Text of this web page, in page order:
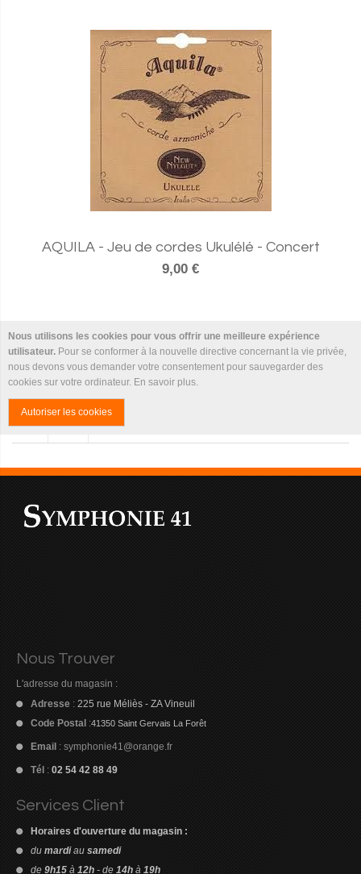
Nous utilisons les cookies pour vous offrir une meilleure expérience
utilisateur. Pour se conformer à la nouvelle directive concernant la vie privée,
nous devons vous demander votre consentement pour sauvegarder des
cookies sur votre ordinateur. En savoir plus.
Autoriser les cookies
AQUILA - Jeu de cordes Ukulélé - Concert
9,00 €
Nous Trouver
L'adresse du magasin :
Adresse : 225 rue Méliès - ZA Vineuil
Code Postal :41350 Saint Gervais La Forêt
Email : symphonie41@orange.fr
Tél : 02 54 42 88 49
Services Client
Horaires d'ouverture du magasin :
du mardiau samedi
de 9h15 à 12h - de 14h à 19h